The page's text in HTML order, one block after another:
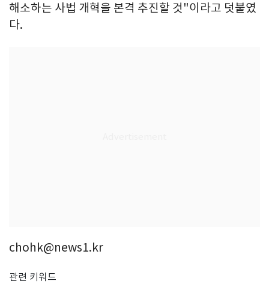
해소하는 사법 개혁을 본격 추진할 것"이라고 덧붙였
다.
chohk@news1.kr
관련 키워드